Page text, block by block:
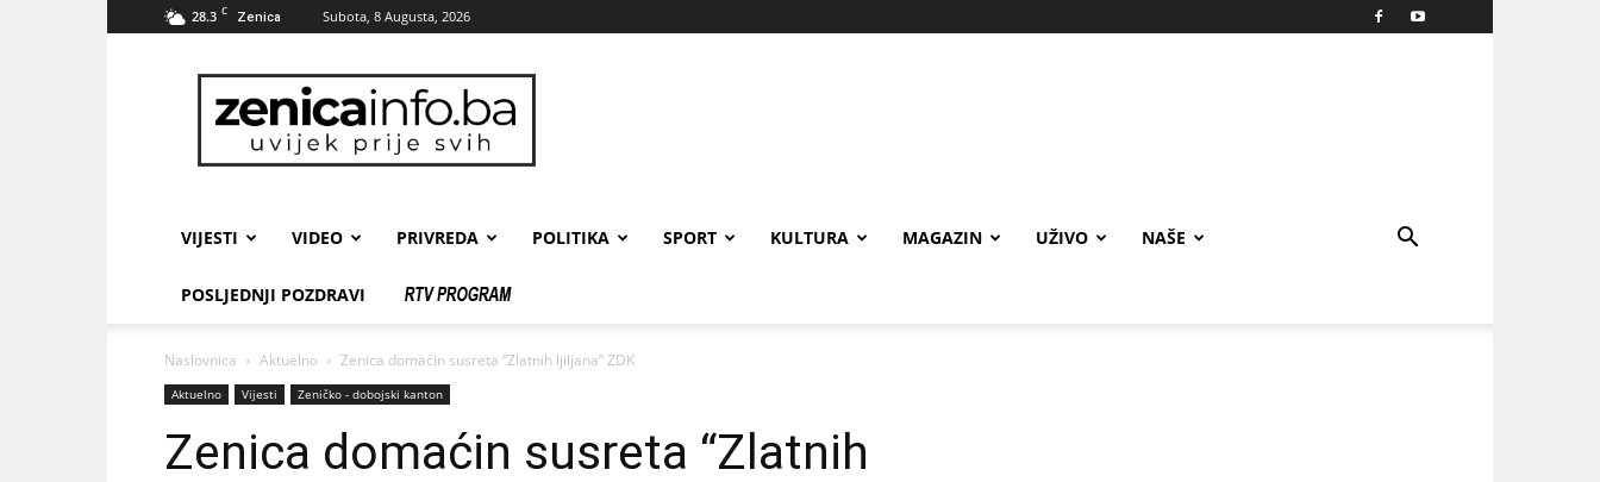
28.3 C Zenica Subota, 8 Augusta, 2026
zenicainfo.ba
VIJESTI VIDEO PRIVREDA POLITIKA SPORT KULTURA MAGAZIN UŽIVO NAŠE
POSLJEDNJI POZDRAVI
Naslovnica Aktuelno Zenica domaćin susreta “Zlatnih ljiljana” ZDK
Aktuelno Vijesti Zeničko - dobojski kanton
Zenica domaćin susreta “Zlatnih